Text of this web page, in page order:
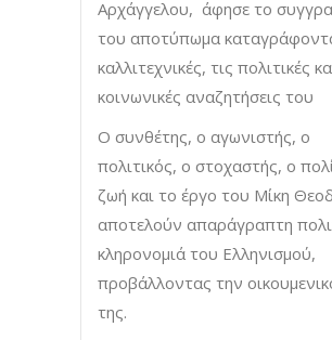
Αρχάγγελου, άφησε το
του αποτύπωμα
καλλιτεχνικές, τις πολιτικές
κοινωνικές αναζητήσεις του
Ο συνθέτης, ο αγωνιστής, ο
πολιτικός, ο στοχαστής, ο
ζωή και το έργο του Μίκη
αποτελούν απαράγραπτη
κληρονομιά του Ελληνισμού,
προβάλλοντας την
της.